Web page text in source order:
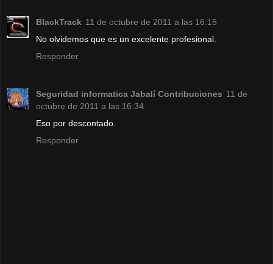
BlackTrack 11 de octubre de 2011 a las 16:15
No olvidemos que es un excelente profesional.
Responder
Seguridad informatica Jabalí Contribuciones 11 de
octubre de 2011 a las 16:34
Eso por descontado.
Responder